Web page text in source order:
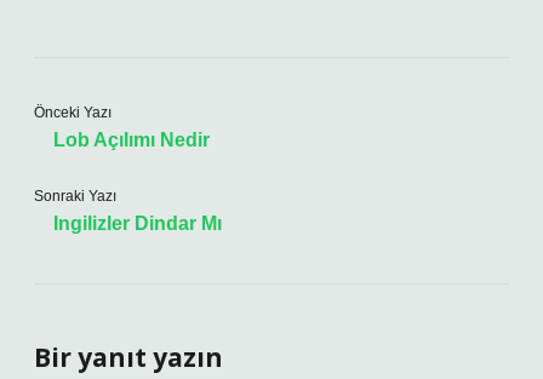
Önceki Yazı
Lob Açılımı Nedir
Sonraki Yazı
Ingilizler Dindar Mı
Bir yanıt yazın